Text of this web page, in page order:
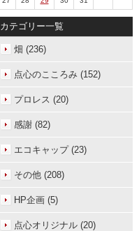
カテゴリー一覧
畑 (236)
点心のこころみ (152)
プロレス (20)
感謝 (82)
エコキャップ (23)
その他 (208)
HP企画 (5)
点心オリジナル (20)